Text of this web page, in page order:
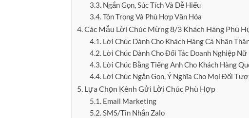
Ngắn Gọn, Súc Tích Và Dễ Hiểu
Tôn Trọng Và Phù Hợp Văn Hóa
Các Mẫu Lời Chúc Mừng 8/3 Khách Hàng Phù
Lời Chúc Dành Cho Khách Hàng Cá Nhân
Lời Chúc Dành Cho Đối Tác Doanh Nghiệp Nữ
Lời Chúc Bằng Tiếng Anh Cho Khách Hàng
Lời Chúc Ngắn Gọn, Ý Nghĩa Cho Mọi Đối
Lựa Chọn Kênh Gửi Lời Chúc Phù Hợp
Email Marketing
SMS/Tin Nhắn Zalo